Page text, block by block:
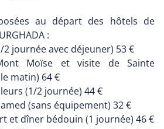
au départ des hôtels de
:
2 journée avec déjeuner) 53
Moïse et visite de Sainte
le matin) 64
(1/2 journée) 44
(sans équipement) 32
et dîner bédouin (1 journée) 46